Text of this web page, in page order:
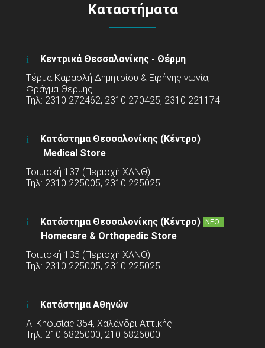
Καταστήματα
Κεντρικά Θεσσαλονίκης - Θέρμη
Τέρμα Καραολή Δημητρίου & Ειρήνης γωνία,
Φράγμα Θέρμης
Τηλ: 2310 272462, 2310 270425, 2310 221174
Κατάστημα Θεσσαλονίκης (Κέντρο)
Medical Store
Τσιμισκή 137 (Περιοχή ΧΑΝΘ)
Τηλ: 2310 225005, 2310 225025
Κατάστημα Θεσσαλονίκης (Κέντρο) ΝΕΟ
Homecare & Orthopedic Store
Τσιμισκή 135 (Περιοχή ΧΑΝΘ)
Τηλ: 2310 225005, 2310 225025
Κατάστημα Αθηνών
Λ. Κηφισίας 354, Χαλάνδρι Αττικής
Τηλ: 210 6825000, 210 6826000